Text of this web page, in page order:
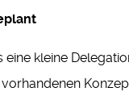
kleine